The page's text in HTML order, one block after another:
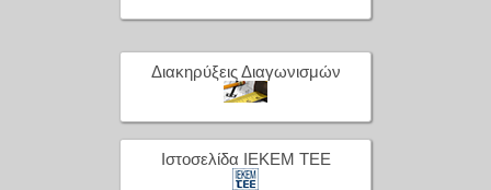
Διακηρύξεις Διαγωνισμών
Ιστοσελίδα ΙΕΚΕΜ ΤΕΕ